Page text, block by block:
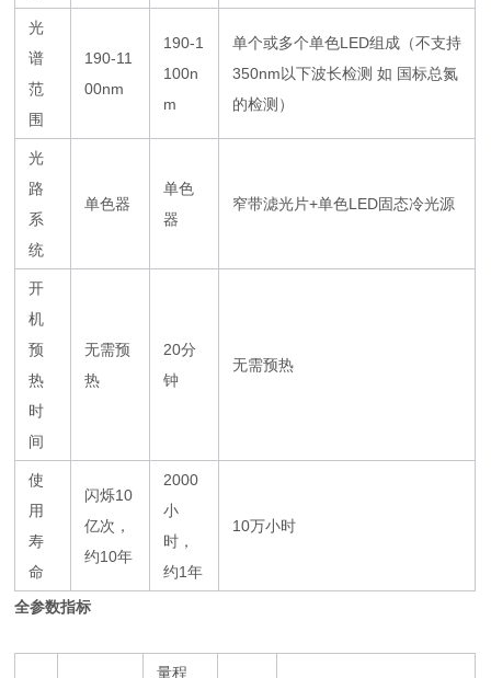
光
谱
范
围
190-11
00nm
190-1
100n
m
单个或多个单色LED组成（不支持
350nm以下波长检测 如 国标总氮
的检测）
光
路
系
统
单色器
单色
器
窄带滤光片+单色LED固态冷光源
开
机
预
热
时
间
无需预
热
20分
钟
无需预热
使
用
寿
命
闪烁10
亿次，
约10年
2000
小
时，
约1年
10万小时
全参数指标
量程